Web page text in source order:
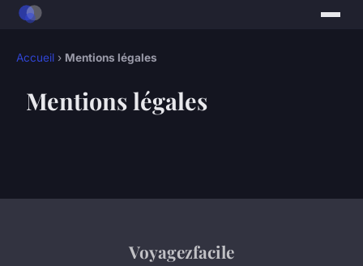
Accueil › Mentions légales
Mentions légales
Voyagezfacile